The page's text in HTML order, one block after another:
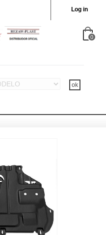
Log in
0